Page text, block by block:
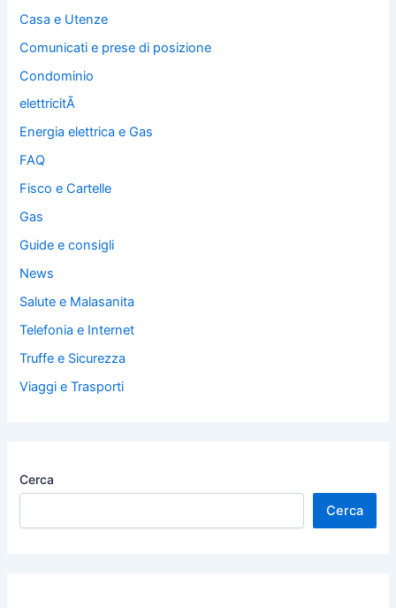
Casa e Utenze
Comunicati e prese di posizione
Condominio
elettricitÃ
Energia elettrica e Gas
FAQ
Fisco e Cartelle
Gas
Guide e consigli
News
Salute e Malasanita
Telefonia e Internet
Truffe e Sicurezza
Viaggi e Trasporti
Cerca
Cerca